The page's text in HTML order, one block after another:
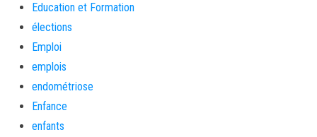
Education et Formation
élections
Emploi
emplois
endométriose
Enfance
enfants